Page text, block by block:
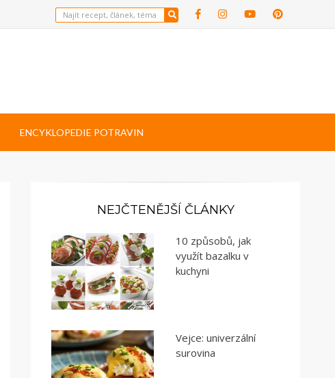
ENCYKLOPEDIE POTRAVIN
NEJČTENĚJŠÍ ČLÁNKY
10 způsobů, jak
využít bazalku v
kuchyni
Vejce: univerzální
surovina